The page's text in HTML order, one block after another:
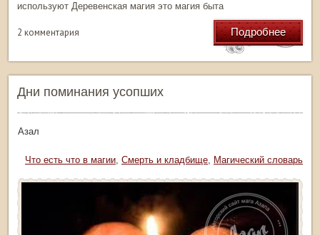
используют Деревенская магия это магия быта
2 комментария Подробнее
Дни поминания усопших
Азал
Что есть что в магии, Смерть и кладбище, Магический словарь